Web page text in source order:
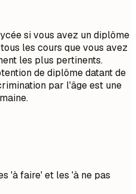
si vous avez un diplôme
les cours que vous avez
les plus pertinents.
de diplôme datant de
par l'âge est une
'à faire' et les 'à ne pas